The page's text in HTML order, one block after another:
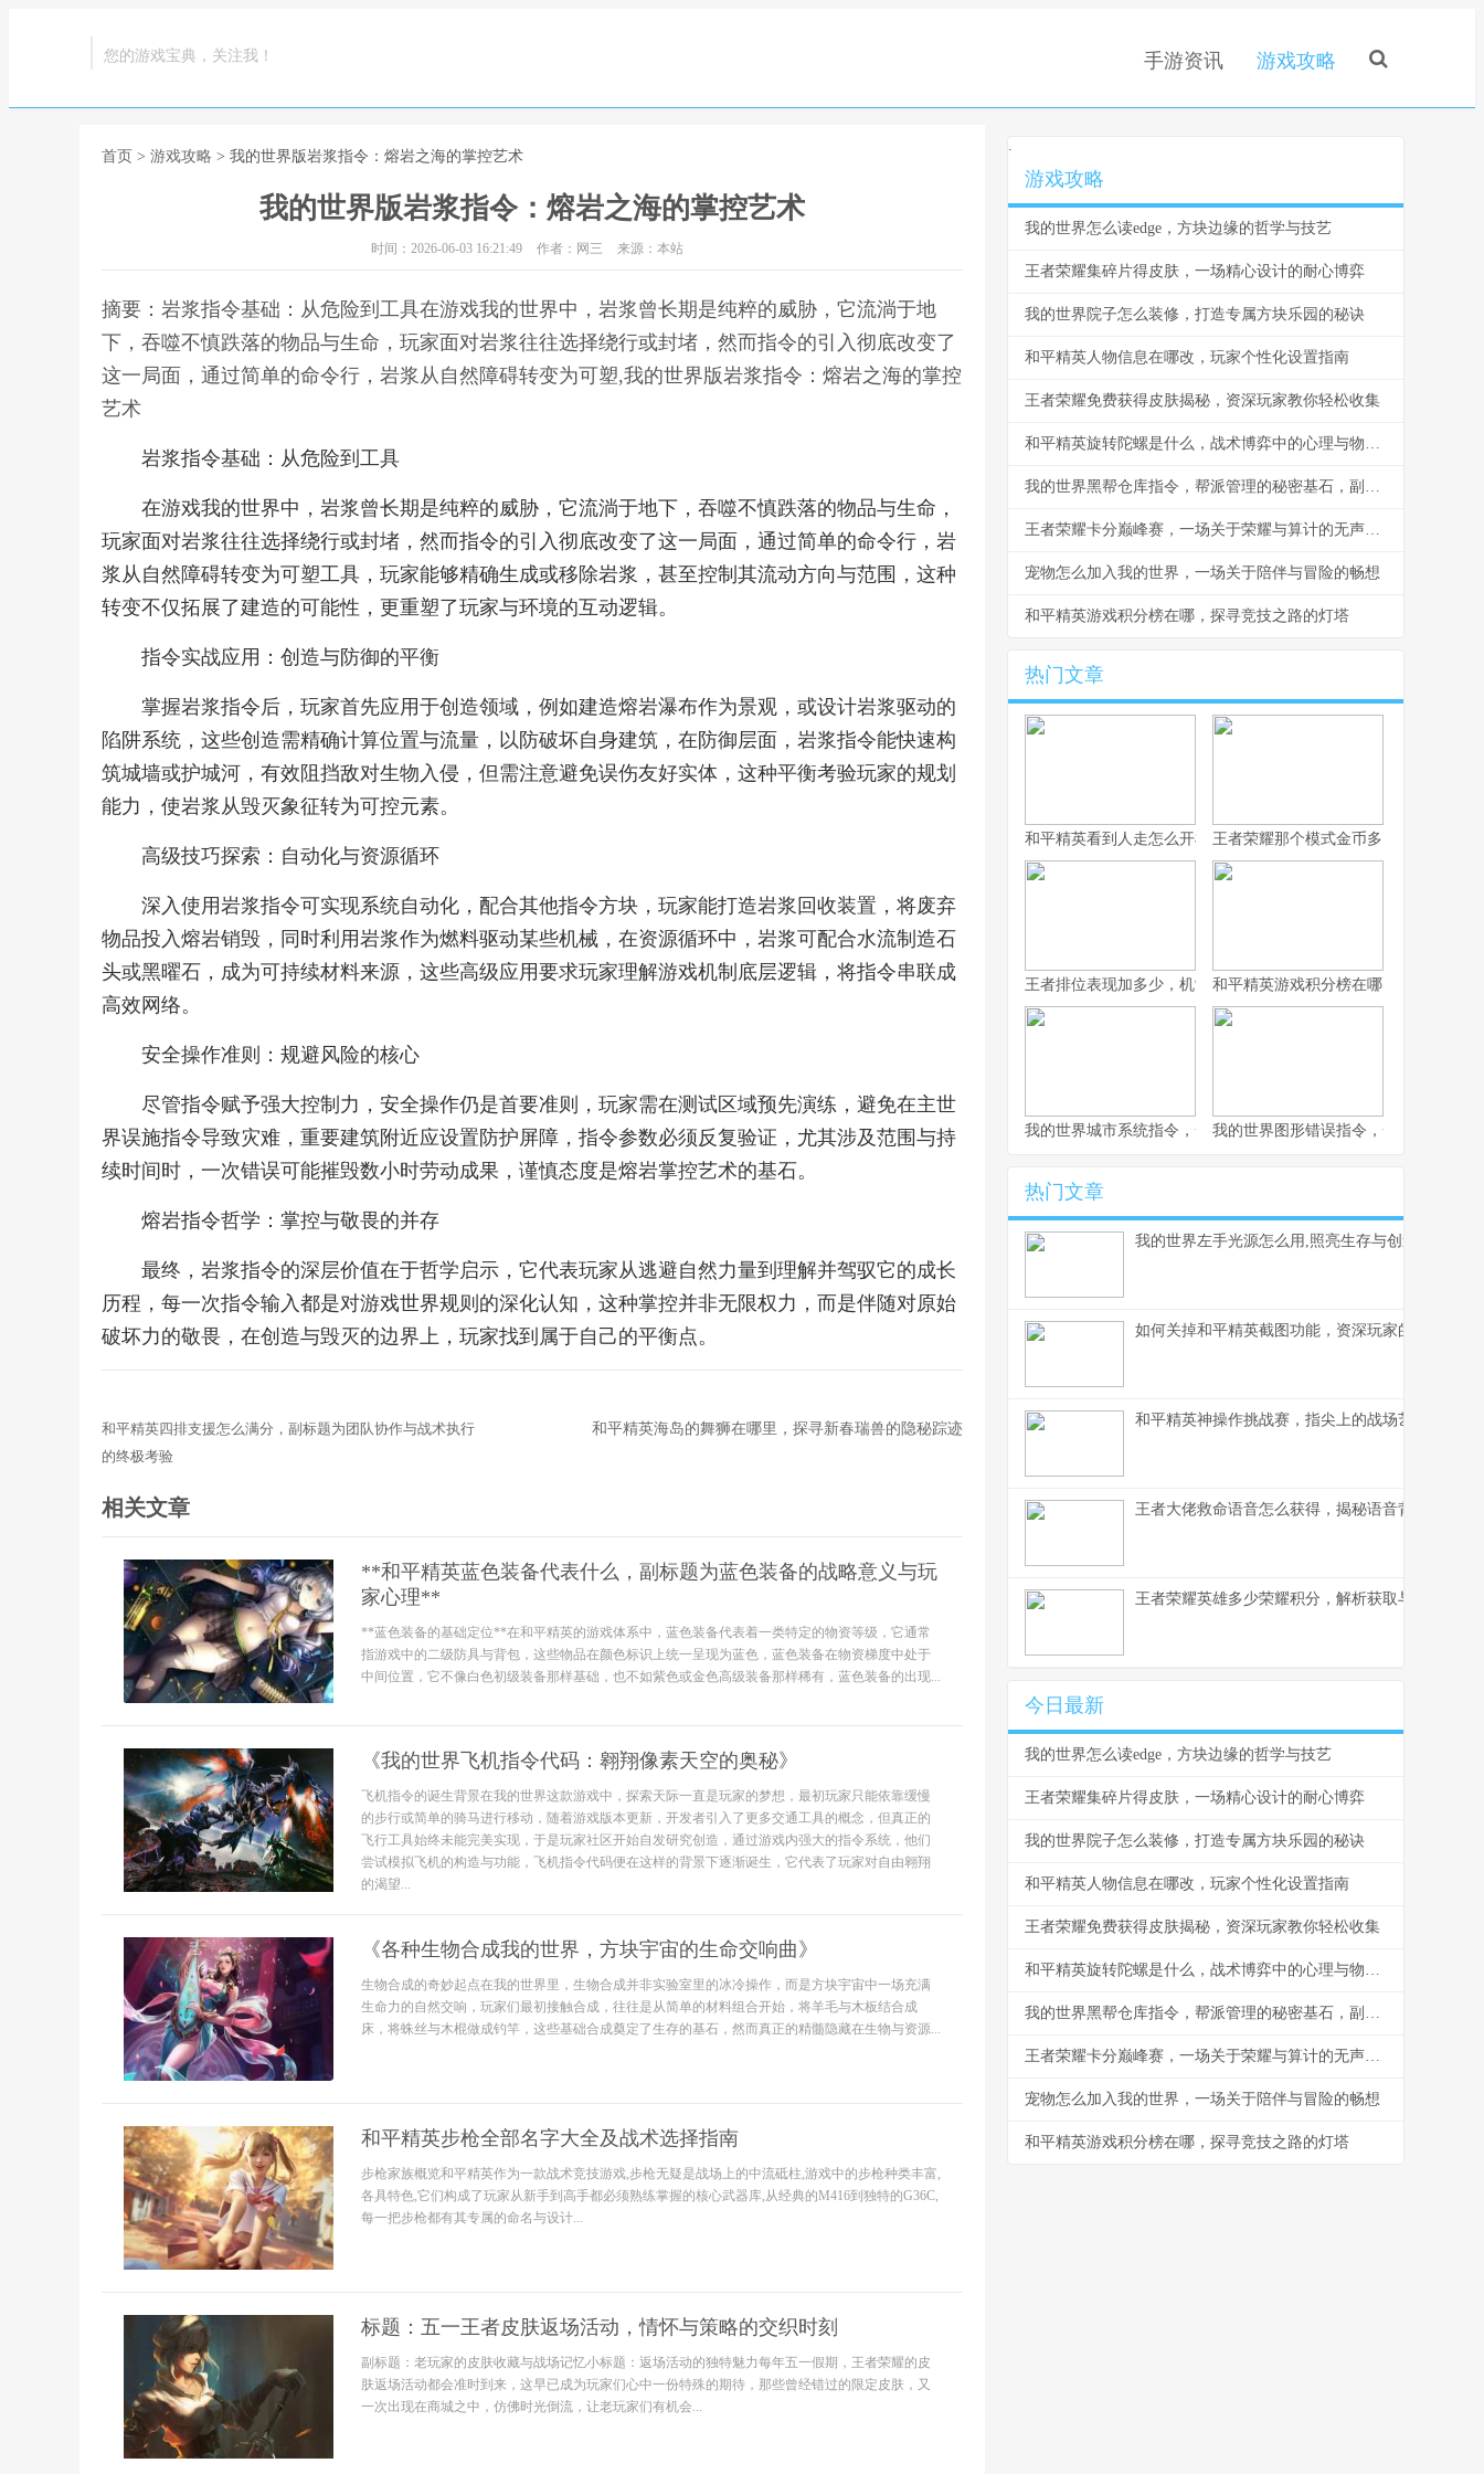
您的游戏宝典，关注我！ 手游资讯 游戏攻略
首页 > 游戏攻略 > 我的世界版岩浆指令：熔岩之海的掌控艺术
我的世界版岩浆指令：熔岩之海的掌控艺术
时间：2026-06-03 16:21:49 作者：网三 来源：本站
摘要：岩浆指令基础：从危险到工具在游戏我的世界中，岩浆曾长期是纯粹的威胁，它流淌于地
下，吞噬不慎跌落的物品与生命，玩家面对岩浆往往选择绕行或封堵，然而指令的引入彻底改变了
这一局面，通过简单的命令行，岩浆从自然障碍转变为可塑,我的世界版岩浆指令：熔岩之海的掌控
艺术
岩浆指令基础：从危险到工具
在游戏我的世界中，岩浆曾长期是纯粹的威胁，它流淌于地下，吞噬不慎跌落的物品与生命，
玩家面对岩浆往往选择绕行或封堵，然而指令的引入彻底改变了这一局面，通过简单的命令行，岩
浆从自然障碍转变为可塑工具，玩家能够精确生成或移除岩浆，甚至控制其流动方向与范围，这种
转变不仅拓展了建造的可能性，更重塑了玩家与环境的互动逻辑。
指令实战应用：创造与防御的平衡
掌握岩浆指令后，玩家首先应用于创造领域，例如建造熔岩瀑布作为景观，或设计岩浆驱动的
陷阱系统，这些创造需精确计算位置与流量，以防破坏自身建筑，在防御层面，岩浆指令能快速构
筑城墙或护城河，有效阻挡敌对生物入侵，但需注意避免误伤友好实体，这种平衡考验玩家的规划
能力，使岩浆从毁灭象征转为可控元素。
高级技巧探索：自动化与资源循环
深入使用岩浆指令可实现系统自动化，配合其他指令方块，玩家能打造岩浆回收装置，将废弃
物品投入熔岩销毁，同时利用岩浆作为燃料驱动某些机械，在资源循环中，岩浆可配合水流制造石
头或黑曜石，成为可持续材料来源，这些高级应用要求玩家理解游戏机制底层逻辑，将指令串联成
高效网络。
安全操作准则：规避风险的核心
尽管指令赋予强大控制力，安全操作仍是首要准则，玩家需在测试区域预先演练，避免在主世
界误施指令导致灾难，重要建筑附近应设置防护屏障，指令参数必须反复验证，尤其涉及范围与持
续时间时，一次错误可能摧毁数小时劳动成果，谨慎态度是熔岩掌控艺术的基石。
熔岩指令哲学：掌控与敬畏的并存
最终，岩浆指令的深层价值在于哲学启示，它代表玩家从逃避自然力量到理解并驾驭它的成长
历程，每一次指令输入都是对游戏世界规则的深化认知，这种掌控并非无限权力，而是伴随对原始
破坏力的敬畏，在创造与毁灭的边界上，玩家找到属于自己的平衡点。
和平精英四排支援怎么满分，副标题为团队协作与战术执行
的终极考验
和平精英海岛的舞狮在哪里，探寻新春瑞兽的隐秘踪迹
相关文章
**和平精英蓝色装备代表什么，副标题为蓝色装备的战略意义与玩
家心理**
**蓝色装备的基础定位**在和平精英的游戏体系中，蓝色装备代表着一类特定的物资等级，它通常
指游戏中的二级防具与背包，这些物品在颜色标识上统一呈现为蓝色，蓝色装备在物资梯度中处于
中间位置，它不像白色初级装备那样基础，也不如紫色或金色高级装备那样稀有，蓝色装备的出现...
《我的世界飞机指令代码：翱翔像素天空的奥秘》
飞机指令的诞生背景在我的世界这款游戏中，探索天际一直是玩家的梦想，最初玩家只能依靠缓慢
的步行或简单的骑马进行移动，随着游戏版本更新，开发者引入了更多交通工具的概念，但真正的
飞行工具始终未能完美实现，于是玩家社区开始自发研究创造，通过游戏内强大的指令系统，他们
尝试模拟飞机的构造与功能，飞机指令代码便在这样的背景下逐渐诞生，它代表了玩家对自由翱翔
的渴望...
《各种生物合成我的世界，方块宇宙的生命交响曲》
生物合成的奇妙起点在我的世界里，生物合成并非实验室里的冰冷操作，而是方块宇宙中一场充满
生命力的自然交响，玩家们最初接触合成，往往是从简单的材料组合开始，将羊毛与木板结合成
床，将蛛丝与木棍做成钓竿，这些基础合成奠定了生存的基石，然而真正的精髓隐藏在生物与资源...
和平精英步枪全部名字大全及战术选择指南
步枪家族概览和平精英作为一款战术竞技游戏,步枪无疑是战场上的中流砥柱,游戏中的步枪种类丰富,
各具特色,它们构成了玩家从新手到高手都必须熟练掌握的核心武器库,从经典的M416到独特的G36C,
每一把步枪都有其专属的命名与设计...
标题：五一王者皮肤返场活动，情怀与策略的交织时刻
副标题：老玩家的皮肤收藏与战场记忆小标题：返场活动的独特魅力每年五一假期，王者荣耀的皮
肤返场活动都会准时到来，这早已成为玩家们心中一份特殊的期待，那些曾经错过的限定皮肤，又
一次出现在商城之中，仿佛时光倒流，让老玩家们有机会...
.
游戏攻略
我的世界怎么读edge，方块边缘的哲学与技艺
王者荣耀集碎片得皮肤，一场精心设计的耐心博弈
我的世界院子怎么装修，打造专属方块乐园的秘诀
和平精英人物信息在哪改，玩家个性化设置指南
王者荣耀免费获得皮肤揭秘，资深玩家教你轻松收集
和平精英旋转陀螺是什么，战术博弈中的心理与物理轴心
我的世界黑帮仓库指令，帮派管理的秘密基石，副标题，指令构筑的地下秩序与财富堡垒
王者荣耀卡分巅峰赛，一场关于荣耀与算计的无声战争
宠物怎么加入我的世界，一场关于陪伴与冒险的畅想
和平精英游戏积分榜在哪，探寻竞技之路的灯塔
热门文章
和平精英看到人走怎么开枪，冷静瞄准与节奏掌控的艺术，副标题
王者荣耀那个模式金币多，揭秘高效积
王者排位表现加多少，机制解析与实战心得和平精英游戏积分榜在哪，探寻竞技之
我的世界城市系统指令，一座虚拟城市的诞生与成长副标题
我的世界图形错误指令，一场意料之外
热门文章
我的世界左手光源怎么用,照亮生存与创造之路
如何关掉和平精英截图功能，资深玩家的操作心得
和平精英神操作挑战赛，指尖上的战场艺术
王者大佬救命语音怎么获得，揭秘语音背后的荣耀
王者荣耀英雄多少荣耀积分，解析获取与使用之道
今日最新
我的世界怎么读edge，方块边缘的哲学与技艺
王者荣耀集碎片得皮肤，一场精心设计的耐心博弈
我的世界院子怎么装修，打造专属方块乐园的秘诀
和平精英人物信息在哪改，玩家个性化设置指南
王者荣耀免费获得皮肤揭秘，资深玩家教你轻松收集
和平精英旋转陀螺是什么，战术博弈中的心理与物理轴心
我的世界黑帮仓库指令，帮派管理的秘密基石，副标题，指令构筑的地下秩序与财富堡垒
王者荣耀卡分巅峰赛，一场关于荣耀与算计的无声战争
宠物怎么加入我的世界，一场关于陪伴与冒险的畅想
和平精英游戏积分榜在哪，探寻竞技之路的灯塔